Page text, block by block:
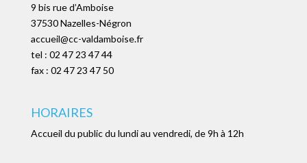
9 bis rue d’Amboise
37530 Nazelles-Négron
accueil@cc-valdamboise.fr
tel : 02 47 23 47 44
fax : 02 47 23 47 50
HORAIRES
Accueil du public du lundi au vendredi, de 9h à 12h